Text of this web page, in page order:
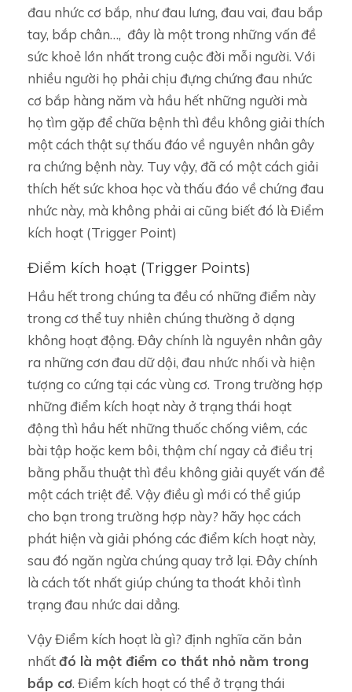
đau nhức cơ bắp, như đau lưng, đau vai, đau bắp
tay, bắp chân…, đây là một trong những vấn đề
sức khoẻ lớn nhất trong cuộc đời mỗi người. Với
nhiều người họ phải chịu đựng chứng đau nhức
cơ bắp hàng năm và hầu hết những người mà
họ tìm gặp để chữa bệnh thì đều không giải thích
một cách thật sự thấu đáo về nguyên nhân gây
ra chứng bệnh này. Tuy vậy, đã có một cách giải
thích hết sức khoa học và thấu đáo về chứng đau
nhức này, mà không phải ai cũng biết đó là Điểm
kích hoạt (Trigger Point)
Điểm kích hoạt (Trigger Points)
Hầu hết trong chúng ta đều có những điểm này
trong cơ thể tuy nhiên chúng thường ở dạng
không hoạt động. Đây chính là nguyên nhân gây
ra những cơn đau dữ dội, đau nhức nhối và hiện
tượng co cứng tại các vùng cơ. Trong trường hợp
những điểm kích hoạt này ở trạng thái hoạt
động thì hầu hết những thuốc chống viêm, các
bài tập hoặc kem bôi, thậm chí ngay cả điều trị
bằng phẫu thuật thì đều không giải quyết vấn đề
một cách triệt để. Vậy điều gì mới có thể giúp
cho bạn trong trường hợp này? hãy học cách
phát hiện và giải phóng các điểm kích hoạt này,
sau đó ngăn ngừa chúng quay trở lại. Đây chính
là cách tốt nhất giúp chúng ta thoát khỏi tình
trạng đau nhức dai dẳng.
Vậy Điểm kích hoạt là gì? định nghĩa căn bản
nhấtđó là một điểm co thắt nhỏ nằm trong
bắp cơ. Điểm kích hoạt có thể ở trạng thái